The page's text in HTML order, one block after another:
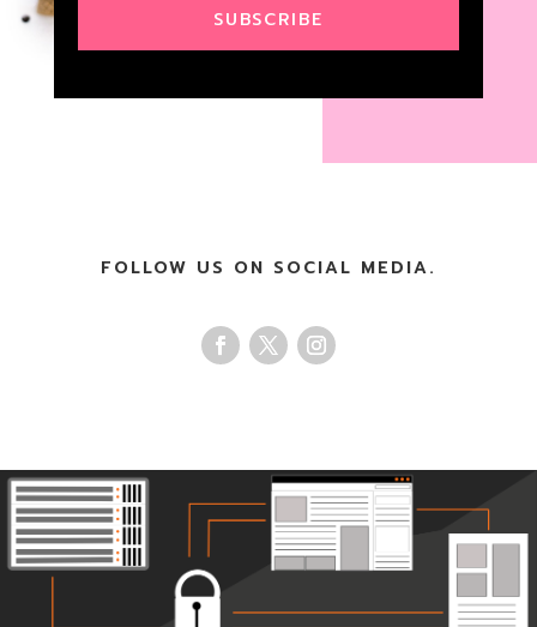
SUBSCRIBE
FOLLOW US ON SOCIAL MEDIA.